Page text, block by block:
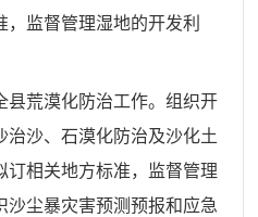
监督管理湿地的开发利
县荒漠化防治工作。组织开
治沙、石漠化防治及沙化土
订相关地方标准，监督管理
沙尘暴灾害预测预报和应急